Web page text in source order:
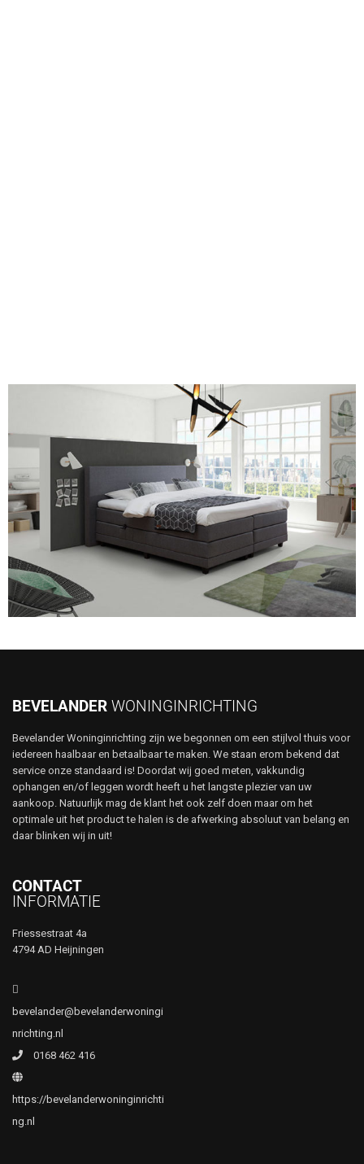
BEVELANDER WONINGINRICHTING
Bevelander Woninginrichting zijn we begonnen om een stijlvol thuis voor
iedereen haalbaar en betaalbaar te maken. We staan erom bekend dat
service onze standaard is! Doordat wij goed meten, vakkundig
ophangen en/of leggen wordt heeft u het langste plezier van uw
aankoop. Natuurlijk mag de klant het ook zelf doen maar om het
optimale uit het product te halen is de afwerking absoluut van belang en
daar blinken wij in uit!
CONTACT
INFORMATIE
Friessestraat 4a
4794 AD Heijningen
bevelander@bevelanderwoningi
nrichting.nl
0168 462 416
https://bevelanderwoninginrichti
ng.nl